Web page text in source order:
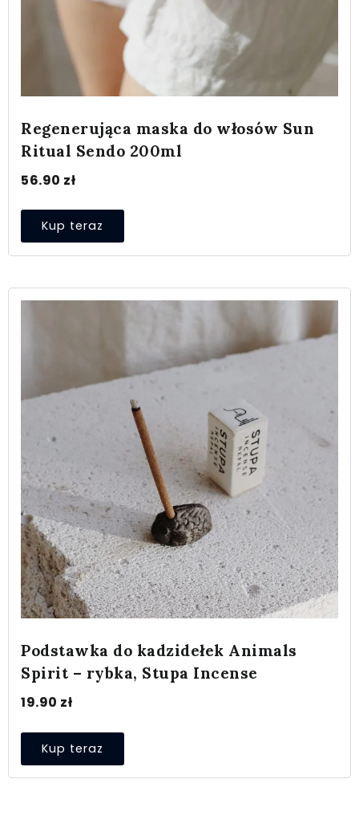
Regenerująca maska do włosów Sun
Ritual Sendo 200ml
56.90 zł
Kup teraz
Podstawka do kadzidełek Animals
Spirit – rybka, Stupa Incense
19.90 zł
Kup teraz